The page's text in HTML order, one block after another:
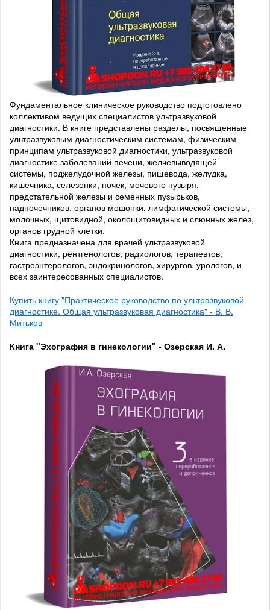
Фундаментальное клиническое руководство подготовлено
коллективом ведущих специалистов ультразвуковой
диагностики. В книге представлены разделы, посвященные
ультразвуковым диагностическим системам, физическим
принципам ультразвуковой диагностики, ультразвуковой
диагностике заболеваний печени, желчевыводящей
системы, поджелудочной железы, пищевода, желудка,
кишечника, селезенки, почек, мочевого пузыря,
предстательной железы и семенных пузырьков,
надпочечников, органов мошонки, лимфатической системы,
молочных, щитовидной, околощитовидных и слюнных желез,
органов грудной клетки.
Книга предназначена для врачей ультразвуковой
диагностики, рентгенологов, радиологов, терапевтов,
гастроэнтерологов, эндокринологов, хирургов, урологов, и
всех заинтересованных специалистов.
Купить книгу "Практическое руководство по ультразвуковой
диагностике. Общая ультразвуковая диагностика" - В. В.
Митьков
Книга "Эхография в гинекологии" - Озерская И. А.